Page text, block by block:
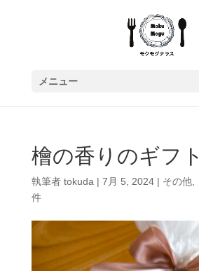
檜の香りのギフト
執筆者 tokuda | 7月 5, 2024| その他,
件